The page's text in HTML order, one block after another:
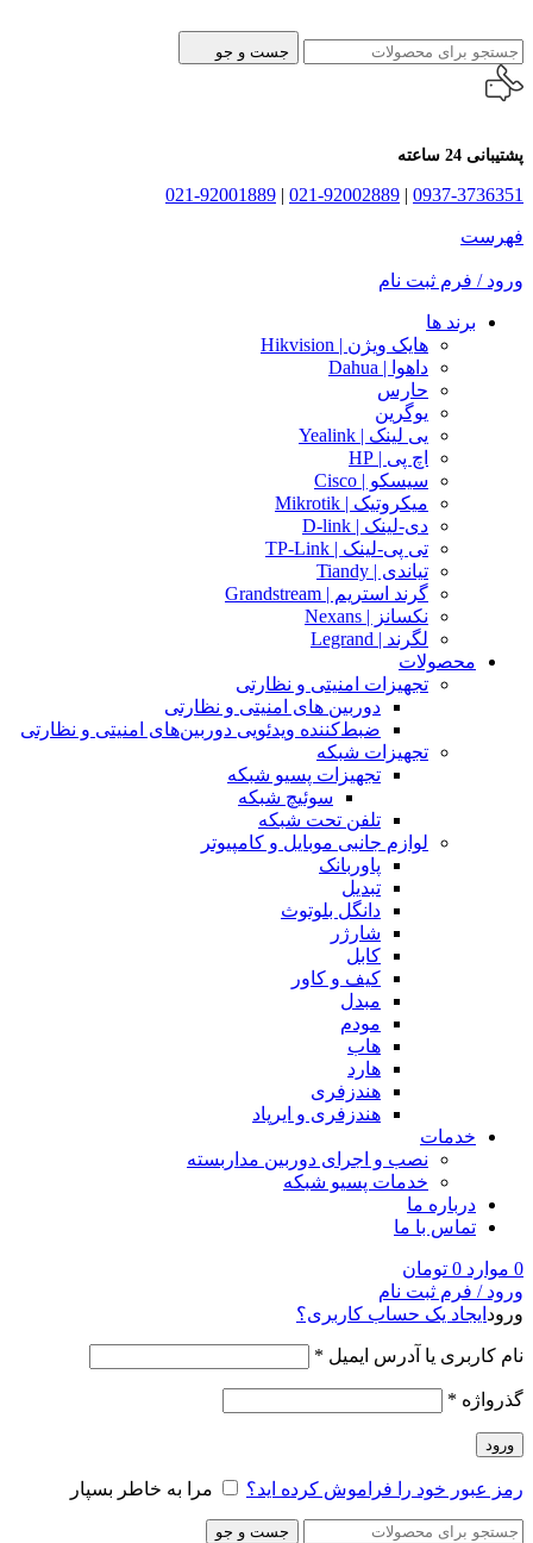
جست و جو
پشتیبانی 24 ساعته
0937-3736351
|
021-92002889
|
021-92001889
فهرست
ورود / فرم ثبت نام
برند ها
هایک ویژن | Hikvision
داهوا | Dahua
حارس
یوگرین
یی لینک | Yealink
اچ پی | HP
سیسکو | Cisco
میکروتیک | Mikrotik
دی-لینک | D-link
تی پی-لینک | TP-Link
تیاندی | Tiandy
گرند استریم | Grandstream
نکسانز | Nexans
لگرند | Legrand
محصولات
تجهیزات امنیتی و نظارتی
دوربین های امنیتی و نظارتی
ضبط‌کننده ویدئویی دوربین‌های امنیتی و نظارتی
تجهیزات شبکه
تجهیزات پسیو شبکه
سوئیچ‌ شبکه
تلفن تحت شبکه
لوازم جانبی موبایل و کامپیوتر
پاوربانک
تبدیل
دانگل بلوتوث
شارژر
کابل
کیف و کاور
مبدل
مودم
هاب
هارد
هندزفری
هندزفری و ایرپاد
خدمات
نصب و اجرای دوربین مداربسته
خدمات پسیو شبکه
درباره ما
تماس با ما
0 موارد 0 تومان
ورود / فرم ثبت نام
ورود ایجاد یک حساب کاربری؟
نام کاربری یا آدرس ایمیل *
گذرواژه *
ورود
رمز عبور خود را فراموش کرده اید؟ مرا به خاطر بسپار
جست و جو